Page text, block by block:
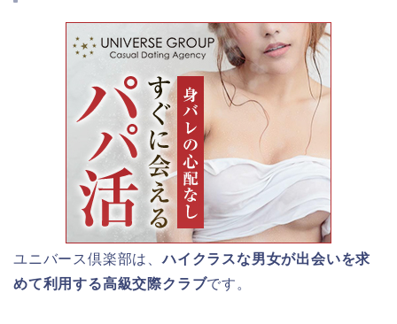
ユニバース倶楽部は、ハイクラスな男女が出会いを求
めて利用する高級交際クラブです。